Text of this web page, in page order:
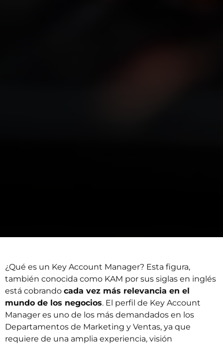
¿Qué es un Key Account Manager? Esta figura,
también conocida como KAM por sus siglas en inglés
está cobrando cada vez más relevancia en el
mundo de los negocios. El perfil de Key Account
Manager es uno de los más demandados en los
Departamentos de Marketing y Ventas, ya que
requiere de una amplia experiencia, visión